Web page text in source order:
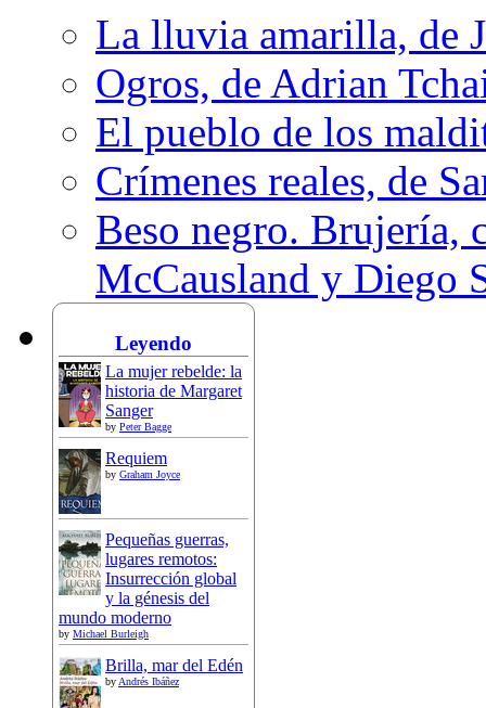
La lluvia amarilla, de
Ogros, de Adrian
El pueblo de los
Crímenes reales, de
Beso negro. Brujería,
McCausland y Diego
Leyendo
La mujer rebelde: la
historia de Margaret
Sanger
by Peter Bagge
Requiem
by Graham Joyce
Pequeñas guerras,
lugares remotos:
Insurrección global
y la génesis del
mundo moderno
by Michael Burleigh
Brilla, mar del Edén
by Andrés Ibáñez